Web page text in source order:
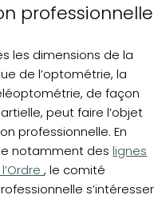
professionnelle
les dimensions de la
de l’optométrie, la
de façon
peut faire l’objet
professionnelle. En
notamment deslignes
, le comité